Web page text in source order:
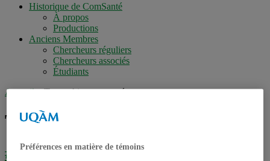
Historique de ComSanté
À propos
Productions
Anciens Membres
Chercheurs réguliers
Chercheurs associés
Étudiants
Accueil»Tag archives : compétence
Tag archives :
#EEfaussesinfos | VIDÉO | Littératies
Préférences en matière de témoins